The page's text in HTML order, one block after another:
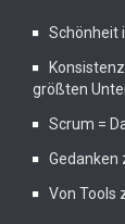
Schönheit
größten
Scrum =
Gedanken
Von Tools